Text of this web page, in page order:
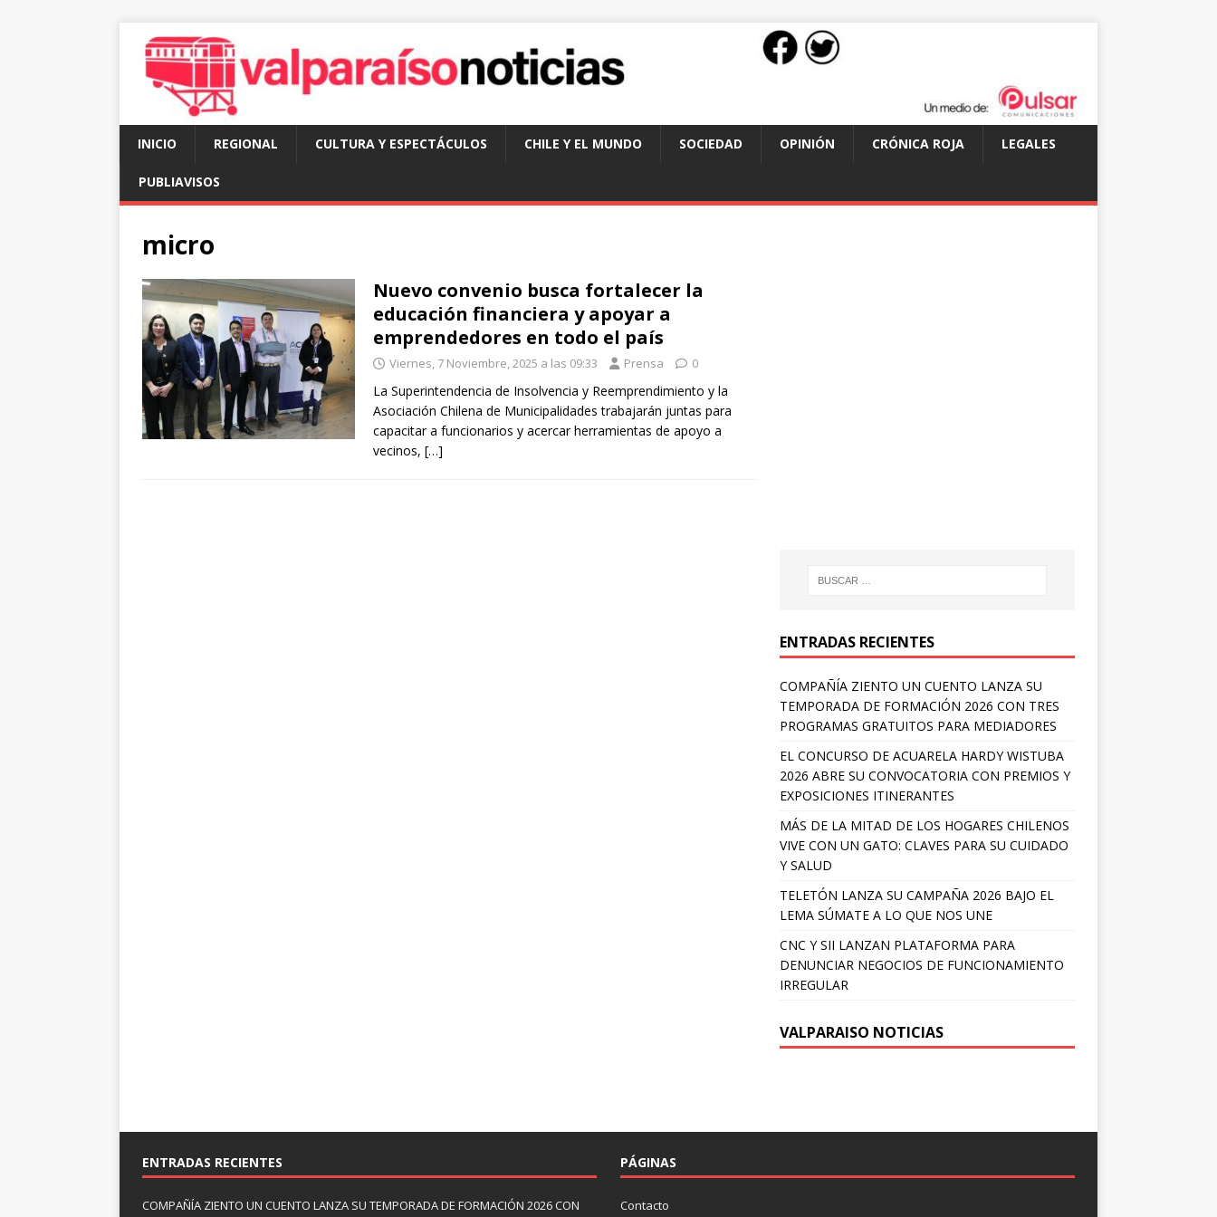
INICIO REGIONAL CULTURA Y ESPECTÁCULOS CHILE Y EL MUNDO SOCIEDAD OPINIÓN CRÓNICA ROJA LEGALES
PUBLIAVISOS
micro
Nuevo convenio busca fortalecer la
educación financiera y apoyar a
emprendedores en todo el país
Viernes, 7 Noviembre, 2025 a las 09:33 Prensa 0
La Superintendencia de Insolvencia y Reemprendimiento y la
Asociación Chilena de Municipalidades trabajarán juntas para
capacitar a funcionarios y acercar herramientas de apoyo a
vecinos, […]
ENTRADAS RECIENTES
COMPAÑÍA ZIENTO UN CUENTO LANZA SU
TEMPORADA DE FORMACIÓN 2026 CON TRES
PROGRAMAS GRATUITOS PARA MEDIADORES
EL CONCURSO DE ACUARELA HARDY WISTUBA
2026 ABRE SU CONVOCATORIA CON PREMIOS Y
EXPOSICIONES ITINERANTES
MÁS DE LA MITAD DE LOS HOGARES CHILENOS
VIVE CON UN GATO: CLAVES PARA SU CUIDADO
Y SALUD
TELETÓN LANZA SU CAMPAÑA 2026 BAJO EL
LEMA SÚMATE A LO QUE NOS UNE
CNC Y SII LANZAN PLATAFORMA PARA
DENUNCIAR NEGOCIOS DE FUNCIONAMIENTO
IRREGULAR
VALPARAISO NOTICIAS
ENTRADAS RECIENTES
COMPAÑÍA ZIENTO UN CUENTO LANZA SU TEMPORADA DE FORMACIÓN 2026 CON
PÁGINAS
Contacto